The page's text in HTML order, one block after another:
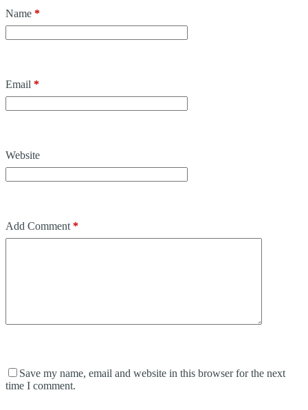
Name *
Email *
Website
Add Comment *
Save my name, email and website in this browser for the next
time I comment.